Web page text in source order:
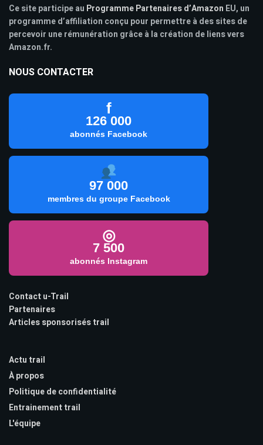
Ce site participe au Programme Partenaires d’Amazon EU, un
programme d’affiliation conçu pour permettre à des sites de
percevoir une rémunération grâce à la création de liens vers
Amazon.fr.
NOUS CONTACTER
f
126 000
abonnés Facebook
97 000
membres du groupe Facebook
◎
7 500
abonnés Instagram
Contact u-Trail
Partenaires
Articles sponsorisés trail
Actu trail
À propos
Politique de confidentialité
Entrainement trail
L'équipe